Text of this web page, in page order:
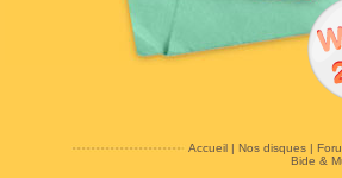
Accueil| Nos disques|
Bide &